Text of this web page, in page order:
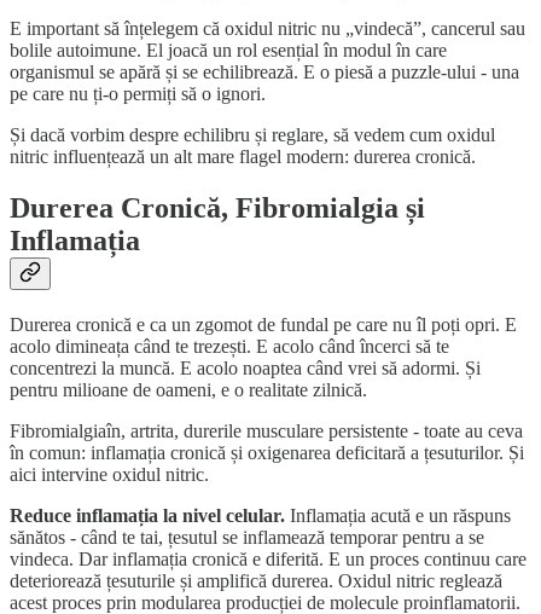
E important să înțelegem că oxidul nitric nu „vindecă”, cancerul sau
bolile autoimune. El joacă un rol esențial în modul în care
organismul se apără și se echilibrează. E o piesă a puzzle-ului - una
pe care nu ți-o permiți să o ignori.
Și dacă vorbim despre echilibru și reglare, să vedem cum oxidul
nitric influențează un alt mare flagel modern: durerea cronică.
Durerea Cronică, Fibromialgia și
Inflamația
Durerea cronică e ca un zgomot de fundal pe care nu îl poți opri. E
acolo dimineața când te trezești. E acolo când încerci să te
concentrezi la muncă. E acolo noaptea când vrei să adormi. Și
pentru milioane de oameni, e o realitate zilnică.
Fibromialgiaîn, artrita, durerile musculare persistente - toate au ceva
în comun: inflamația cronică și oxigenarea deficitară a țesuturilor. Și
aici intervine oxidul nitric.
Reduce inflamația la nivel celular. Inflamația acută e un răspuns
sănătos - când te tai, țesutul se inflamează temporar pentru a se
vindeca. Dar inflamația cronică e diferită. E un proces continuu care
deteriorează țesuturile și amplifică durerea. Oxidul nitric reglează
acest proces prin modularea producției de molecule proinflamatorii.